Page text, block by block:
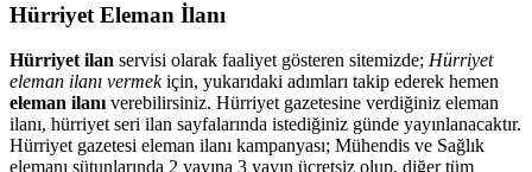
Hürriyet Eleman İlanı
Hürriyet ilan servisi olarak faaliyet gösteren sitemizde; Hürriyet
eleman ilanı vermekiçin, yukarıdaki adımları takip ederek hemen
eleman ilanı verebilirsiniz. Hürriyet gazetesine verdiğiniz eleman
ilanı, hürriyet seri ilan sayfalarında istediğiniz günde yayınlanacaktır.
Hürriyet gazetesi eleman ilanı kampanyası; Mühendis ve Sağlık
elemanı sütunlarında 2 yayına 3 yayın ücretsiz olup, diğer tüm